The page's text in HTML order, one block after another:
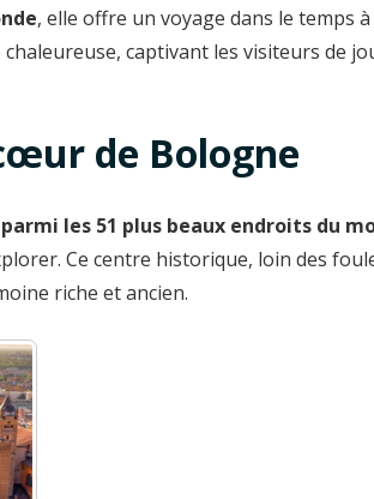
, elle offre un voyage dans le temps
captivant les visiteurs de
de Bologne
les 51 plus beaux endroits du
Ce centre historique, loin des
riche et ancien.